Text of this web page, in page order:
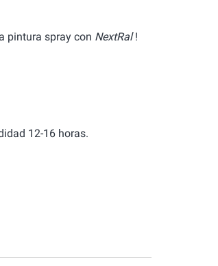
pintura spray con NextRal!
12-16 horas.